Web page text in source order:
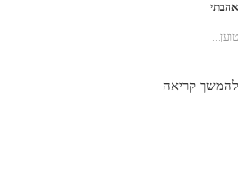
אהבתי
טוען...
להמשך קריאה